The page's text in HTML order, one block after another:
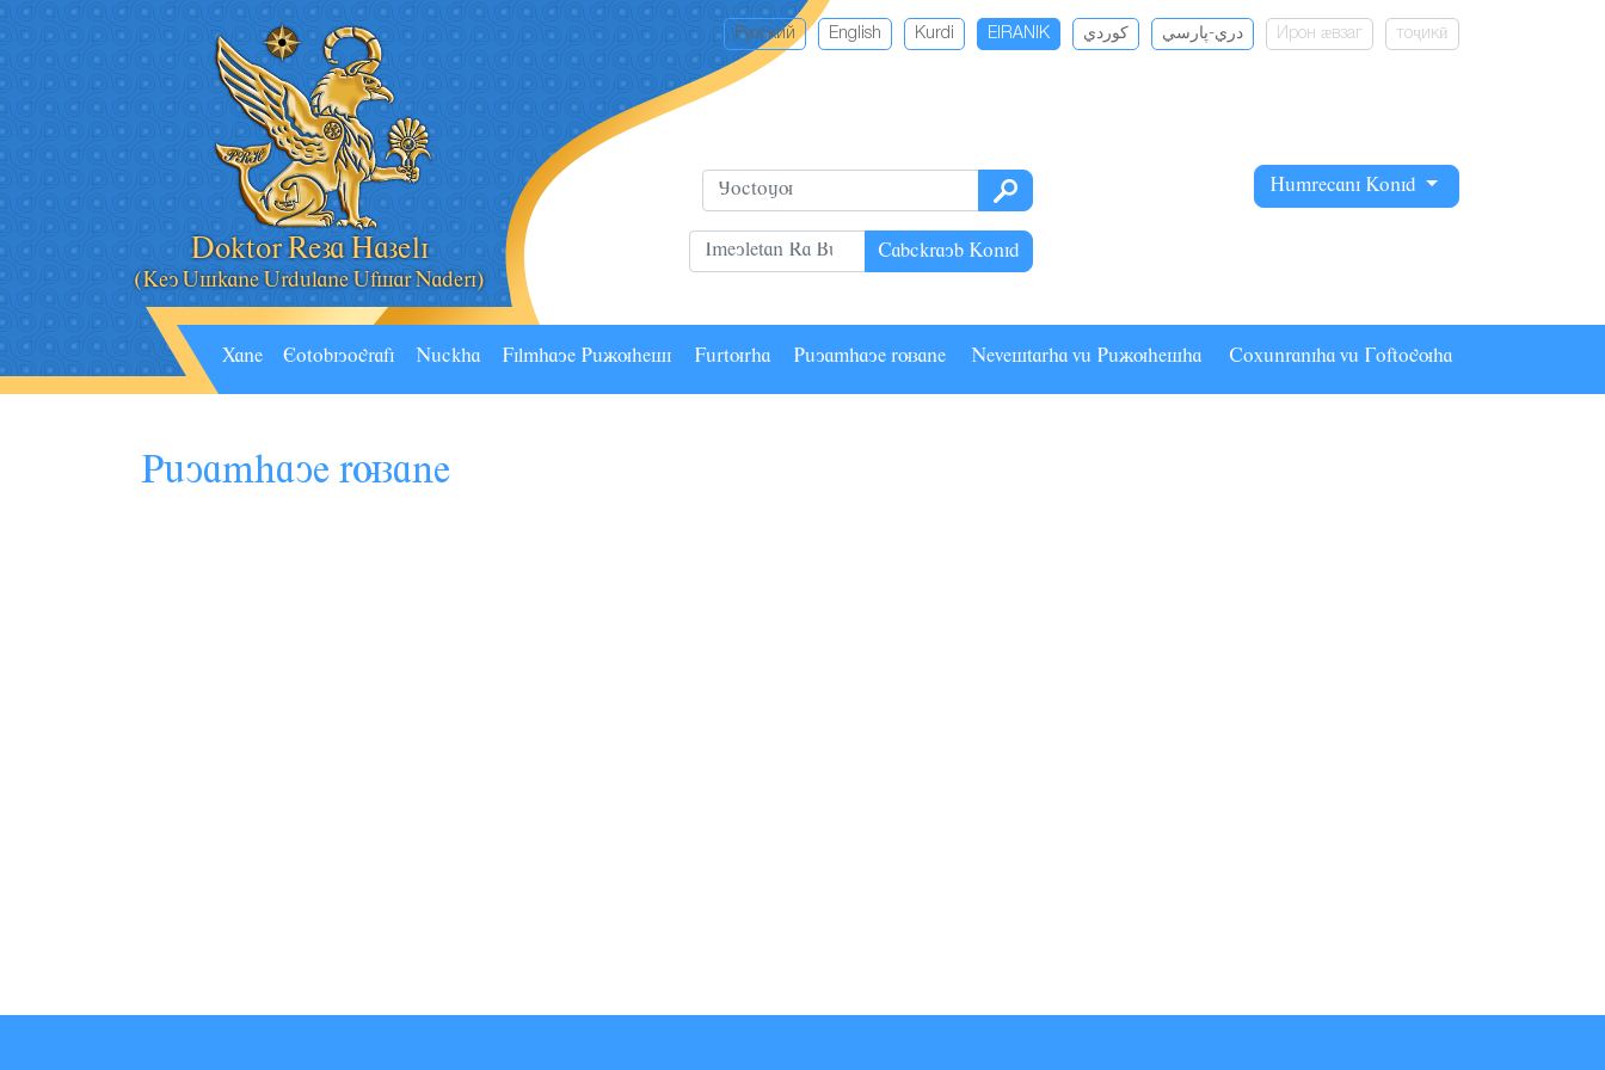
Doktor Reza Hazeli
(Key Âskane Ârdâlane Âfsar Naderi)
Русский English Kurdi EIRANIK كوردي دري-پارسي Ирон ӕвзаг тоҷикӣ
Cabckrayb Konid
Hâmrecani Konid
Xane Eotobiyografi Nâckha Filmhaye Pâãuhesi Fârturha Pâyamhaye ruzane Nevestarha vâ Pâãuhesha Coxânraniha vâ Goftoguha
PuYAMHAYE RUZANE